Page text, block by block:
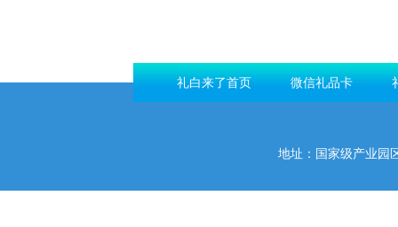
礼白来了首页 微信礼品卡
地址：国家级产业园